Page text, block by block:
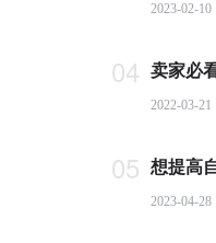
2023-02-10
04 卖家必
2022-03-21
05
2023-04-28